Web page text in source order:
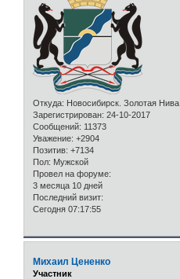
Откуда: Новосибирск. Золотая Нива
Зарегистрирован: 24-10-2017
Сообщений: 11373
Уважение: +2904
Позитив: +7134
Пол: Мужской
Провел на форуме:
3 месяца 10 дней
Последний визит:
Сегодня 07:17:55
Михаил Цененко
Участник